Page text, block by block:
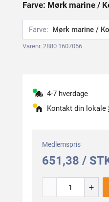
Farve: Mørk marine /
Farve: Mørk marine /
Varenr. 2880 1607056
4-7 hverdage
Kontakt din lokale
Medlemspris
651,38 /
- +